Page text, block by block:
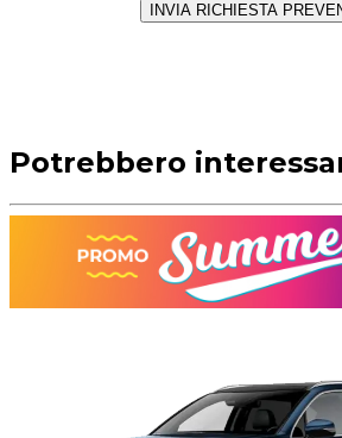
INVIA RICHIESTA
Potrebbero